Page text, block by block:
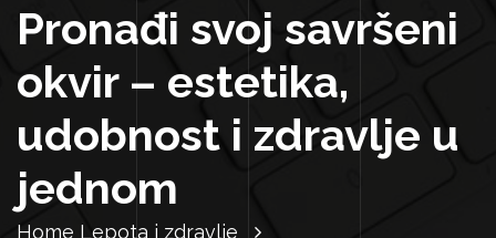
Pronađi svoj savršeni
okvir – estetika,
udobnost i zdravlje u
jednom
Home Lepota i zdravlje